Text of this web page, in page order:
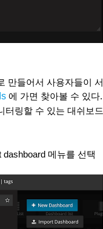
만들어서 사용자들이 서
에 가면 찾아볼 수 있다.
터링할 수 있는 대쉬보드
메뉴를 선택